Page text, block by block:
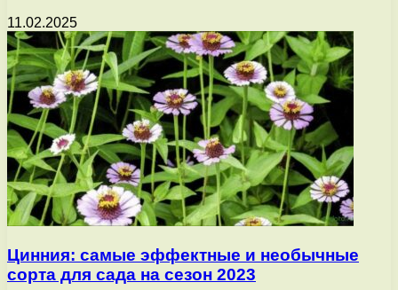
11.02.2025
Цинния: самые эффектные и необычные
сорта для сада на сезон 2023